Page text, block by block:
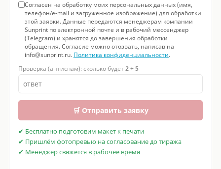
Согласен на обработку моих персональных данных (имя,
телефон/e-mail и загруженное изображение) для обработки
этой заявки. Данные передаются менеджерам компании
Sunprint по электронной почте и в рабочий мессенджер
(Telegram) и хранятся до завершения обработки
обращения. Согласие можно отозвать, написав на
info@sunprint.ru. Политика конфиденциальности.
Проверка (антиспам): сколько будет2 + 5
🛒 Отправить заявку
✔ Бесплатно подготовим макет к печати
✔ Пришлём фотопревью на согласование до тиража
✔ Менеджер свяжется в рабочее время